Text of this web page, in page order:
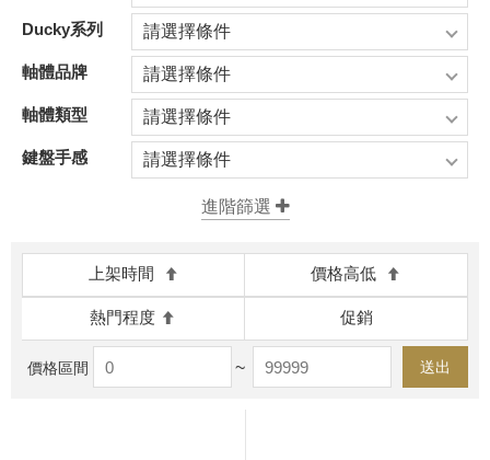
Ducky系列 請選擇條件
軸體品牌 請選擇條件
軸體類型 請選擇條件
鍵盤手感 請選擇條件
上架時間 價格高低
熱門程度 促銷
價格區間 ~ 送出